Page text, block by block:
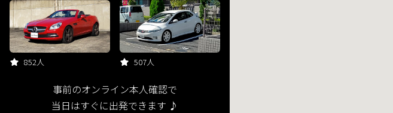
852人 507人
事前のオンライン本人確認で
当日はすぐに出発できます ♪